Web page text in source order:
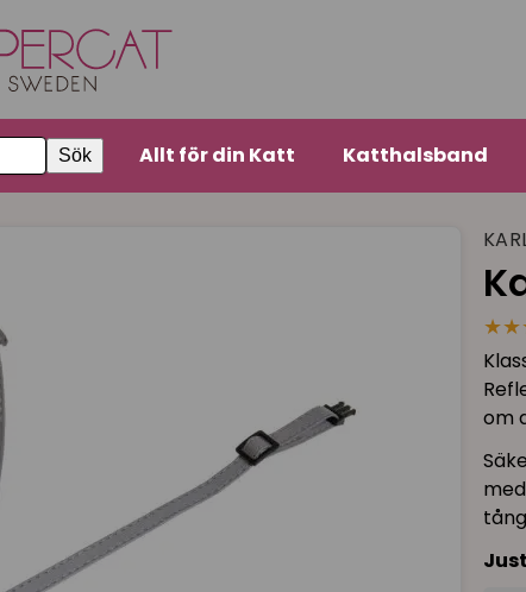
Sök Allt för din Katt Katthalsband
om